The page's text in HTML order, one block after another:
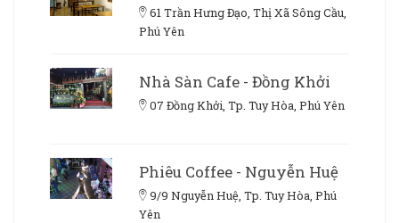
61 Trần Hưng Đạo, Thị Xã Sông Cầu,
Phú Yên
Nhà Sàn Cafe - Đồng Khởi
07 Đồng Khởi, Tp. Tuy Hòa, Phú Yên
Phiêu Coffee - Nguyễn Huệ
9/9 Nguyễn Huệ, Tp. Tuy Hòa, Phú
Yên